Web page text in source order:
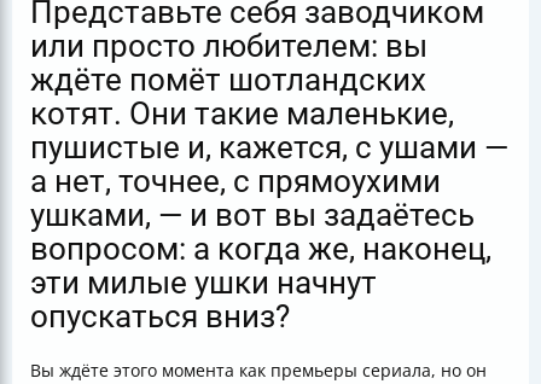
Полезные ссылки
Представьте себя заводчиком
или просто любителем: вы
ждёте помёт шотландских
котят. Они такие маленькие,
пушистые и, кажется, с ушами —
а нет, точнее, с прямоухими
ушками, — и вот вы задаётесь
вопросом: а когда же, наконец,
эти милые ушки начнут
опускаться вниз?
Вы ждёте этого момента как премьеры сериала, но он